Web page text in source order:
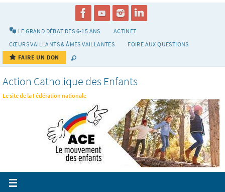
LE GRAND DÉBAT DES 6-15 ANS
ACTINET
CŒURS VAILLANTS & ÂMES VAILLANTES
FOIRE AUX QUESTIONS
FAIRE UN DON
Action Catholique des Enfants
Le site de la Fédération nationale